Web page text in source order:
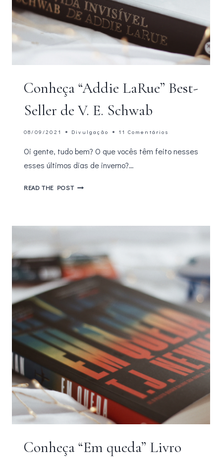
Conheça “Addie LaRue” Best-
Seller de V. E. Schwab
08/09/2021 Divulgação 11 Comentários
Oi gente, tudo bem? O que vocês têm feito nesses
esses últimos dias de inverno?…
READ THE POSTCONHEÇA
V.
E.
SCHWAB
Conheça “Em queda” Livro